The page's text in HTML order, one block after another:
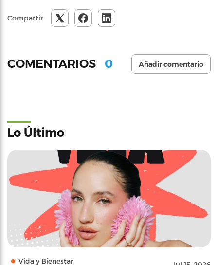
Compartir
COMENTARIOS 0 Añadir comentario
Lo Último
Vida y Bienestar